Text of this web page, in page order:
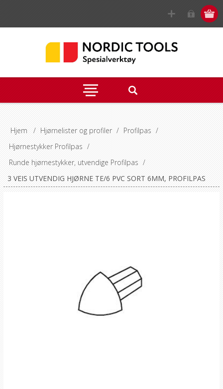
Hjem / Hjørnelister og profiler / Profilpas /
Hjørnestykker Profilpas /
Runde hjørnestykker, utvendige Profilpas /
3 VEIS UTVENDIG HJØRNE TE/6 PVC SORT 6MM, PROFILPAS